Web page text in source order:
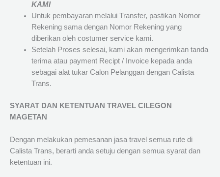
KAMI
Untuk pembayaran melalui Transfer, pastikan Nomor
Rekening sama dengan Nomor Rekening yang
diberikan oleh costumer service kami.
Setelah Proses selesai, kami akan mengerimkan tanda
terima atau payment Recipt / Invoice kepada anda
sebagai alat tukar Calon Pelanggan dengan Calista
Trans.
SYARAT DAN KETENTUAN TRAVEL CILEGON
MAGETAN
Dengan melakukan pemesanan jasa travel semua rute di
Calista Trans, berarti anda setuju dengan semua syarat dan
ketentuan ini.